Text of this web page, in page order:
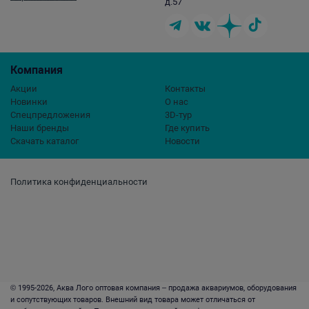
Политика конфиденциальности
Компания
Акции
Новинки
Спецпредложения
Наши бренды
Скачать каталог
Контакты
О нас
3D-тур
Где купить
Новости
© 1995-2026, Аква Лого оптовая компания – продажа аквариумов, оборудования
и сопутствующих товаров. Внешний вид товара может отличаться от